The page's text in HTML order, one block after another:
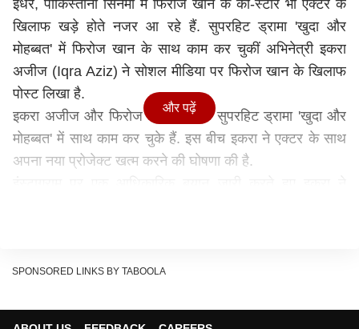
इधर, पाकिस्तानी सिनेमा में फिरोज खान के को-स्टार भी एक्टर के
खिलाफ खड़े होते नजर आ रहे हैं. सुपरहिट ड्रामा 'खुदा और
मोहब्बत' में फिरोज खान के साथ काम कर चुकीं अभिनेत्री इकरा
अजीज (Iqra Aziz) ने सोशल मीडिया पर फिरोज खान के खिलाफ
पोस्ट लिखा है.
इकरा अजीज और फिरोज खान पाक के सुपरहिट ड्रामा 'खुदा और
मोहब्बत' में साथ काम कर चुके हैं. इस बीच इकरा ने एक्टर के साथ
अपना नया प्रोजेक्ट खत्म करने की घोषणा की है.
में मैंने मुश्किल लेकिन बेहद जरूरी फैसला लिया है कि, मैं फिरोज
और पढ़ें
SPONSORED LINKS BY TABOOLA